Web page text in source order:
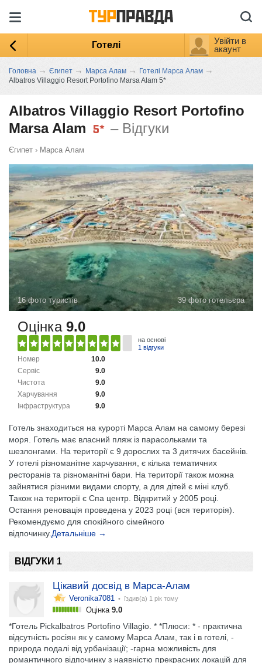
Готелі
Увійти в
акаунт
Головна → Єгипет → Марса Алам → Готелі Марса Алам →
Albatros Villaggio Resort Portofino Marsa Alam 5*
Albatros Villaggio Resort Portofino
Marsa Alam
– Відгуки
Єгипет › Марса Алам
16 фото туристів 39 фото готельєра
Оцінка 9.0
на основі
1 відгуки
10.0
Номер
9.0
Сервіс
9.0
Чистота
9.0
Харчування
9.0
Інфраструктура
Готель знаходиться на курорті Марса Алам на самому березі
моря. Готель має власний пляж із парасольками та
шезлонгами. На території є 9 дорослих та 3 дитячих басейнів.
У готелі різноманітне харчування, є кілька тематичних
ресторанів та різноманітні бари. На території також можна
зайнятися різними видами спорту, а для дітей є міні клуб.
Також на території є Спа центр. Відкритий у 2005 році.
Остання реновація проведена у 2023 році (вся територія).
Рекомендуємо для спокійного сімейного
відпочинку. Детальніше →
ВІДГУКИ 1
Цікавий досвід в Марса-Алам
Veronika7081 • їздив(а) 1 рік тому
Оцінка 9.0
*Готель Pickalbatros Portofino Villagio. * *Плюси: * - практична
відсутність росіян як у самому Марса Алам, так і в готелі, -
природа подалі від урбанізації; -гарна можливість для
романтичного відпочинку з наявністю прекрасних локацій для